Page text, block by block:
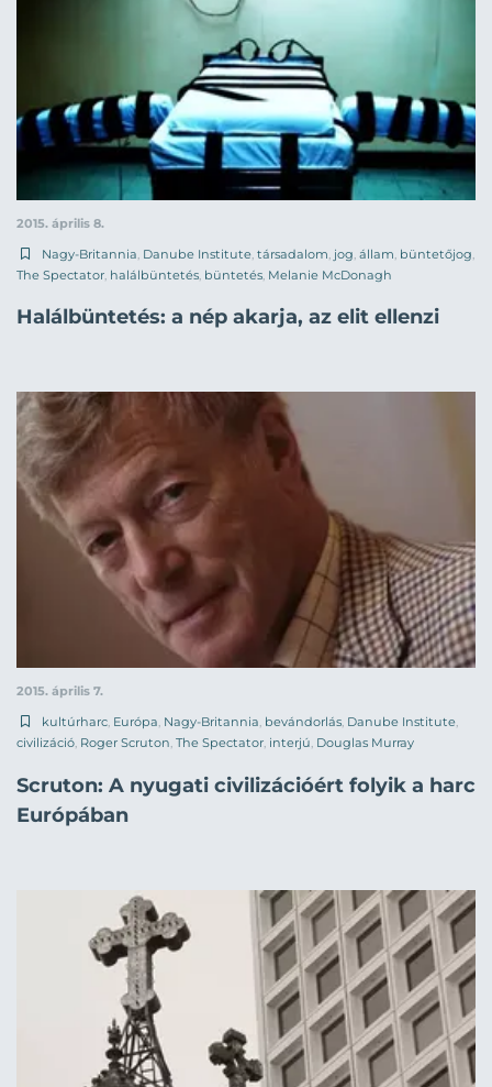
2015. április 8.
Nagy-Britannia, Danube Institute, társadalom, jog, állam, büntetőjog,
The Spectator, halálbüntetés, büntetés, Melanie McDonagh
Halálbüntetés: a nép akarja, az elit ellenzi
2015. április 7.
kultúrharc, Európa, Nagy-Britannia, bevándorlás, Danube Institute,
civilizáció, Roger Scruton, The Spectator, interjú, Douglas Murray
Scruton: A nyugati civilizációért folyik a harc
Európában